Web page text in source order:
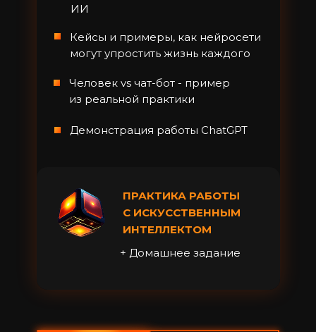
ИИ
Кейсы и примеры, как нейросети
могут упростить жизнь каждого
Человек vs чат-бот - пример
из реальной практики
ПРАКТИКА РАБОТЫ
С ИСКУССТВЕННЫМ
ИНТЕЛЛЕКТОМ
+ Домашнее задание
Демонстрация работы ChatGPT